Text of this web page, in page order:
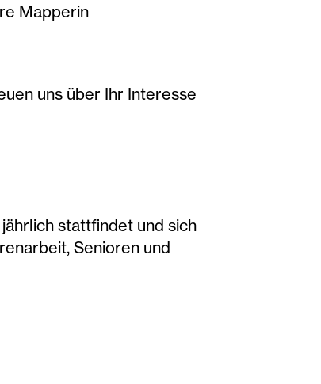
Mapperin
uns über Ihr Interesse
stattfindet und sich
Senioren und